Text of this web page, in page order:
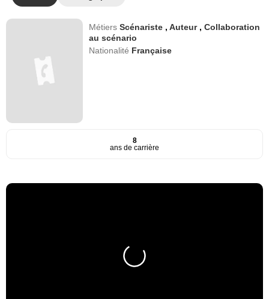
MétiersScénariste ,Auteur ,Collaboration
au scénario
Nationalité Française
8
ans de carrière